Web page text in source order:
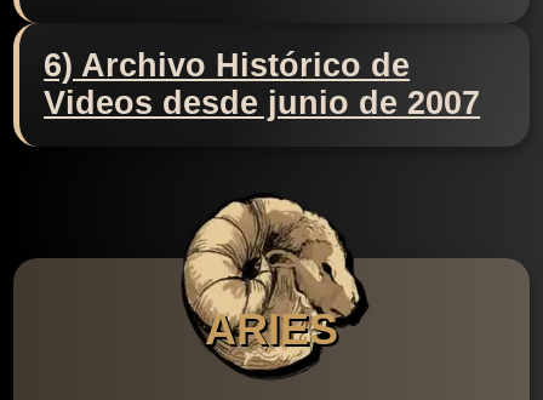
6) Archivo Histórico de
Videos desde junio de 2007
ARIES